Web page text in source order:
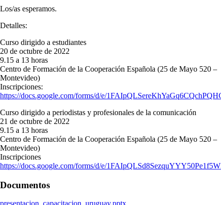
Los/as esperamos.
Detalles:
Curso dirigido a estudiantes
20 de octubre de 2022
9.15 a 13 horas
Centro de Formación de la Cooperación Española (25 de Mayo 520 –
Montevideo)
Inscripciones:
https://docs.google.com/forms/d/e/
Curso dirigido a periodistas y profesionales de la comunicación
21 de octubre de 2022
9.15 a 13 horas
Centro de Formación de la Cooperación Española (25 de Mayo 520 –
Montevideo)
Inscripciones
https://docs.google.com/forms/d/e/
Documentos